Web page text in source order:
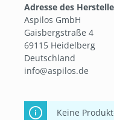
Adresse des
Aspilos GmbH
Gaisbergstraße 4
69115 Heidelberg
Deutschland
info@aspilos.de
Keine